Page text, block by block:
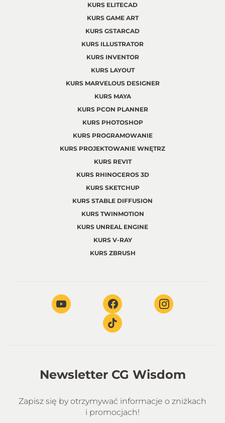
KURS ELITECAD
KURS GAME ART
KURS GSTARCAD
KURS ILLUSTRATOR
KURS INVENTOR
KURS LAYOUT
KURS MARVELOUS DESIGNER
KURS MAYA
KURS PCON PLANNER
KURS PHOTOSHOP
KURS PROGRAMOWANIE
KURS PROJEKTOWANIE WNĘTRZ
KURS REVIT
KURS RHINOCEROS 3D
KURS SKETCHUP
KURS STABLE DIFFUSION
KURS TWINMOTION
KURS UNREAL ENGINE
KURS V-RAY
KURS ZBRUSH
Newsletter CG Wisdom
Zapisz się by otrzymywać informacje o zniżkach
i promocjach!